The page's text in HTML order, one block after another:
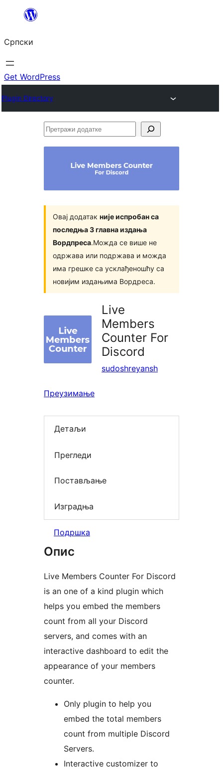
Скочи
садржај
Српски
Get WordPress
Plugin Directory
Претражи
Овај додатак није испробан са
последња 3 главна издања
Вордпреса.Можда се више не
одржава или подржава и можда
има грешке са усклађеношћу са
новијим издањима Вордреса.
Live
Members
Counter For
Discord
sudoshreyansh
Преузимање
Детаљи
Прегледи
Постављање
Изградња
Подршка
Опис
Live Members Counter For Discord
is an one of a kind plugin which
helps you embed the members
count from all your Discord
servers, and comes with an
interactive dashboard to edit the
appearance of your members
counter.
Only plugin to help you
embed the total members
count from multiple Discord
Servers.
Interactive customizer to